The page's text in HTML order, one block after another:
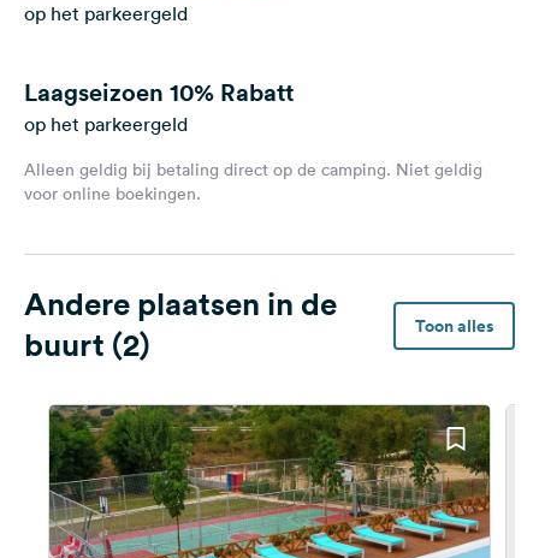
op het parkeergeld
Laagseizoen 10% Rabatt
op het parkeergeld
Alleen geldig bij betaling direct op de camping. Niet geldig
voor online boekingen.
Andere plaatsen in de
buurt (2)
Toon alles